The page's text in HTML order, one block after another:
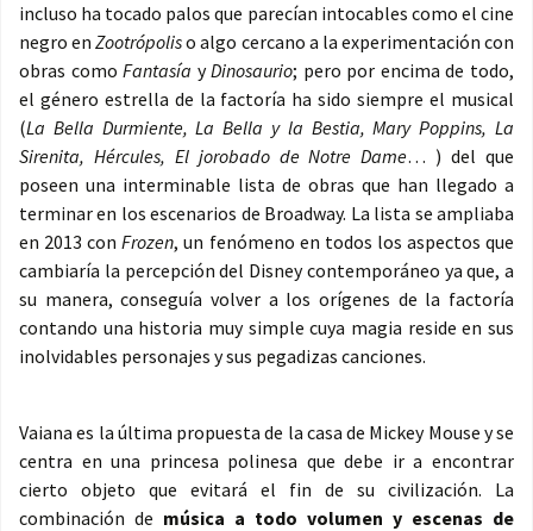
incluso ha tocado palos que parecían intocables como el cine
negro enZootrópoliso algo cercano a la experimentación con
obras comoFantasía yDinosaurio; pero por encima de todo,
el género estrella de la factoría ha sido siempre el musical
(La Bella Durmiente, La Bella y la Bestia, Mary Poppins, La
Sirenita, Hércules, El jorobado de Notre Dame… ) del que
poseen una interminable lista de obras que han llegado a
terminar en los escenarios de Broadway. La lista se ampliaba
en 2013 conFrozen, un fenómeno en todos los aspectos que
cambiaría la percepción del Disney contemporáneo ya que, a
su manera, conseguía volver a los orígenes de la factoría
contando una historia muy simple cuya magia reside en sus
inolvidables personajes y sus pegadizas canciones.
Vaiana es la última propuesta de la casa de Mickey Mouse y se
centra en una princesa polinesa que debe ir a encontrar
cierto objeto que evitará el fin de su civilización. La
combinación de música a todo volumen y escenas de